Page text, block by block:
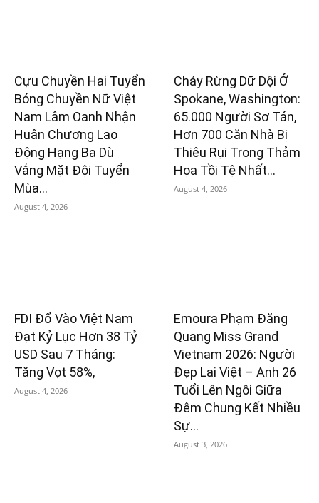
Cựu Chuyền Hai Tuyển
Bóng Chuyền Nữ Việt
Nam Lâm Oanh Nhận
Huân Chương Lao
Động Hạng Ba Dù
Vắng Mặt Đội Tuyển
Mùa...
August 4, 2026
Cháy Rừng Dữ Dội Ở
Spokane, Washington:
65.000 Người Sơ Tán,
Hơn 700 Căn Nhà Bị
Thiêu Rụi Trong Thảm
Họa Tồi Tệ Nhất...
August 4, 2026
FDI Đổ Vào Việt Nam
Đạt Kỷ Lục Hơn 38 Tỷ
USD Sau 7 Tháng:
Tăng Vọt 58%,
August 4, 2026
Emoura Phạm Đăng
Quang Miss Grand
Vietnam 2026: Người
Đẹp Lai Việt – Anh 26
Tuổi Lên Ngôi Giữa
Đêm Chung Kết Nhiều
Sự...
August 3, 2026